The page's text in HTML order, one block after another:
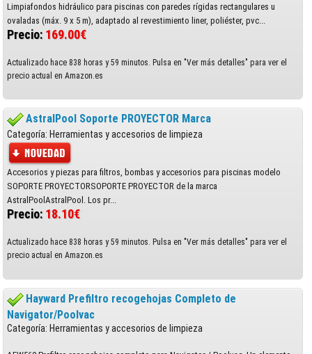
Limpiafondos hidráulico para piscinas con paredes rígidas rectangulares u
ovaladas (máx. 9 x 5 m), adaptado al revestimiento liner, poliéster, pvc...
Precio: 169.00€
Actualizado hace 838 horas y 59 minutos. Pulsa en "Ver más detalles" para ver el
precio actual en Amazon.es
AstralPool Soporte PROYECTOR Marca
Categoría: Herramientas y accesorios de limpieza
Accesorios y piezas para filtros, bombas y accesorios para piscinas modelo
SOPORTE PROYECTORSOPORTE PROYECTOR de la marca
AstralPoolAstralPool. Los pr...
Precio: 18.10€
Actualizado hace 838 horas y 59 minutos. Pulsa en "Ver más detalles" para ver el
precio actual en Amazon.es
Hayward Prefiltro recogehojas Completo de
Navigator/Poolvac
Categoría: Herramientas y accesorios de limpieza